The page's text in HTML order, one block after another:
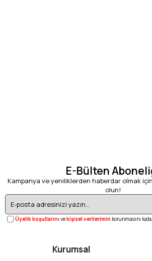
E-Bülten
Kampanya ve yeniliklerden haberdar olmak
olun!
Üyelik koşullarını vekişisel verilerimin korunmasını
Kurumsal